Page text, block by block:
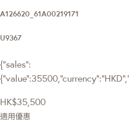
A126620_61A00219171
U9367
{"sales":
HK$35,500
適用優惠